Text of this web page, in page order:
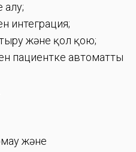
алу;
интеграция;
және қол қою;
пациентке автоматты
және